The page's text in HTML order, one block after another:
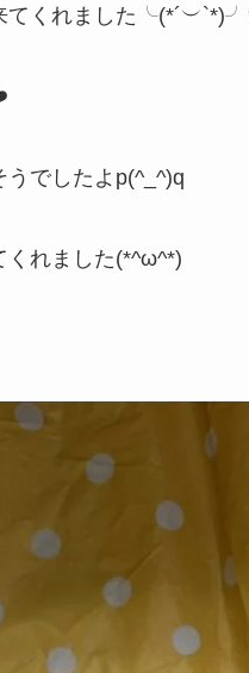
てくれました
でしたよp(^_^)q
くれました(*^ω^*)